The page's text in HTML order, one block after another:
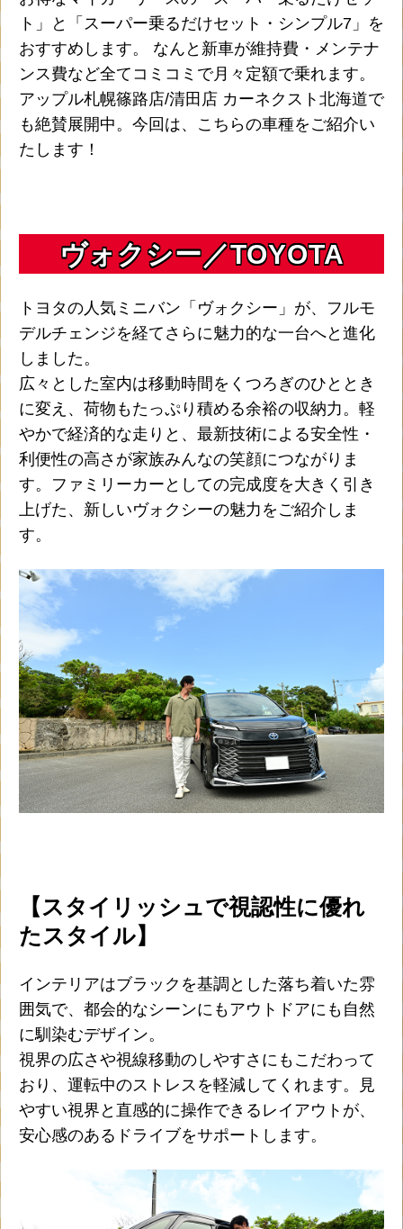
ト」と「スーパー乗るだけセット・シンプル7」を
おすすめします。 なんと新車が維持費・メンテナ
ンス費など全てコミコミで月々定額で乗れます。
アップル札幌篠路店/清田店 カーネクスト北海道で
も絶賛展開中。今回は、こちらの車種をご紹介い
たします！
ヴォクシー／TOYOTA
トヨタの人気ミニバン「ヴォクシー」が、フルモ
デルチェンジを経てさらに魅力的な一台へと進化
しました。
広々とした室内は移動時間をくつろぎのひととき
に変え、荷物もたっぷり積める余裕の収納力。軽
やかで経済的な走りと、最新技術による安全性・
利便性の高さが家族みんなの笑顔につながりま
す。ファミリーカーとしての完成度を大きく引き
上げた、新しいヴォクシーの魅力をご紹介しま
す。
【スタイリッシュで視認性に優れ
たスタイル】
インテリアはブラックを基調とした落ち着いた雰
囲気で、都会的なシーンにもアウトドアにも自然
に馴染むデザイン。
視界の広さや視線移動のしやすさにもこだわって
おり、運転中のストレスを軽減してくれます。見
やすい視界と直感的に操作できるレイアウトが、
安心感のあるドライブをサポートします。